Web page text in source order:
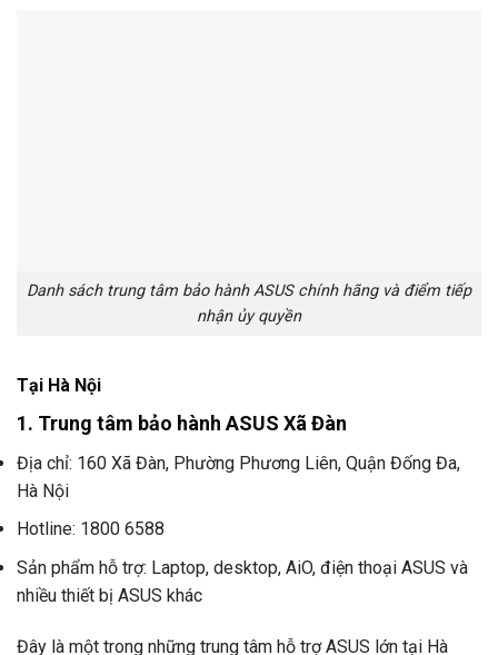
Danh sách trung tâm bảo hành ASUS chính hãng và điểm tiếp
nhận ủy quyền
Tại Hà Nội
1. Trung tâm bảo hành ASUS Xã Đàn
Địa chỉ: 160 Xã Đàn, Phường Phương Liên, Quận Đống Đa,
Hà Nội
Hotline: 1800 6588
Sản phẩm hỗ trợ: Laptop, desktop, AiO, điện thoại ASUS và
nhiều thiết bị ASUS khác
Đây là một trong những trung tâm hỗ trợ ASUS lớn tại Hà